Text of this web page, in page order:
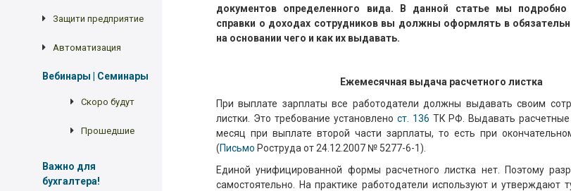
Защити предприятие
Автоматизация
Вебинары | Семинары
Скоро будут
Прошедшие
Важно для
бухгалтера!
документов определенного вида. В данной статье мы подробно
справки о доходах сотрудников вы должны оформлять в
на основании чего и как их выдавать.
Ежемесячная выдача расчетного листка
При выплате зарплаты все работодатели должны выдавать своим
листки. Это требование установлено ст. 136 ТК РФ. Выдавать
месяц при выплате второй части зарплаты, то есть при
(Письмо Роструда от 24.12.2007 № 5277-6-1).
Единой унифицированной формы расчетного листка нет. Поэтому
самостоятельно. На практике работодатели используют и утверждают